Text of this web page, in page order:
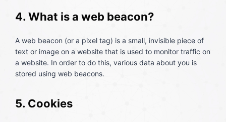
4. What is a web beacon?
A web beacon (or a pixel tag) is a small, invisible piece of
text or image on a website that is used to monitor traffic on
a website. In order to do this, various data about you is
stored using web beacons.
5. Cookies